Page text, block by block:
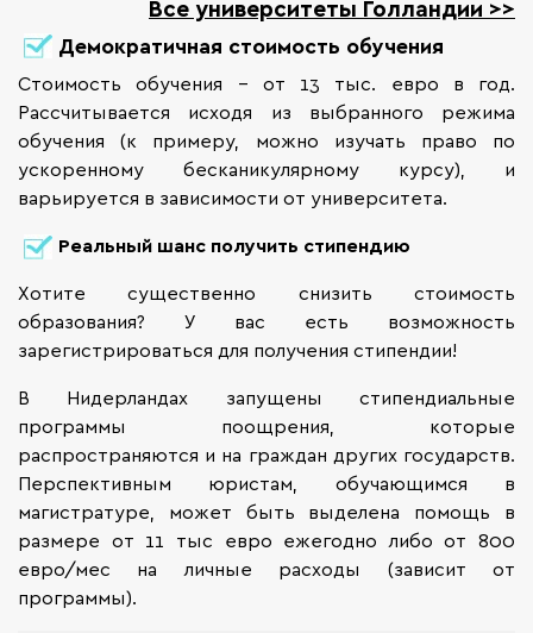
Все университеты Голландии >>
Демократичная стоимость обучения
Стоимость обучения - от 13 тыс. евро в год.
Рассчитывается исходя из выбранного режима
обучения (к примеру, можно изучать право по
ускоренному бесканикулярному курсу), и
варьируется в зависимости от университета.
Реальный шанс получить стипендию
Хотите существенно снизить стоимость
образования? У вас есть возможность
зарегистрироваться для получения стипендии!
В Нидерландах запущены стипендиальные
программы поощрения, которые
распространяются и на граждан других государств.
Перспективным юристам, обучающимся в
магистратуре, может быть выделена помощь в
размере от 11 тыс евро ежегодно либо от 800
евро/мес на личные расходы (зависит от
программы).